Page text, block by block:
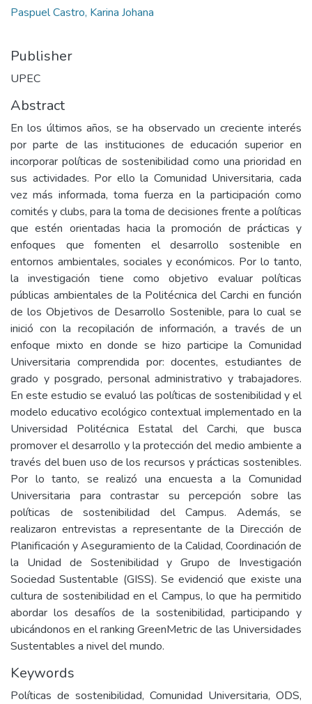
Paspuel Castro, Karina Johana
Publisher
UPEC
Abstract
En los últimos años, se ha observado un creciente interés
por parte de las instituciones de educación superior en
incorporar políticas de sostenibilidad como una prioridad en
sus actividades. Por ello la Comunidad Universitaria, cada
vez más informada, toma fuerza en la participación como
comités y clubs, para la toma de decisiones frente a políticas
que estén orientadas hacia la promoción de prácticas y
enfoques que fomenten el desarrollo sostenible en
entornos ambientales, sociales y económicos. Por lo tanto,
la investigación tiene como objetivo evaluar políticas
públicas ambientales de la Politécnica del Carchi en función
de los Objetivos de Desarrollo Sostenible, para lo cual se
inició con la recopilación de información, a través de un
enfoque mixto en donde se hizo participe la Comunidad
Universitaria comprendida por: docentes, estudiantes de
grado y posgrado, personal administrativo y trabajadores.
En este estudio se evaluó las políticas de sostenibilidad y el
modelo educativo ecológico contextual implementado en la
Universidad Politécnica Estatal del Carchi, que busca
promover el desarrollo y la protección del medio ambiente a
través del buen uso de los recursos y prácticas sostenibles.
Por lo tanto, se realizó una encuesta a la Comunidad
Universitaria para contrastar su percepción sobre las
políticas de sostenibilidad del Campus. Además, se
realizaron entrevistas a representante de la Dirección de
Planificación y Aseguramiento de la Calidad, Coordinación de
la Unidad de Sostenibilidad y Grupo de Investigación
Sociedad Sustentable (GISS). Se evidenció que existe una
cultura de sostenibilidad en el Campus, lo que ha permitido
abordar los desafíos de la sostenibilidad, participando y
ubicándonos en el ranking GreenMetric de las Universidades
Sustentables a nivel del mundo.
Keywords
Políticas de sostenibilidad, Comunidad Universitaria, ODS,